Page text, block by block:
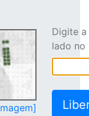
Digite
lado no